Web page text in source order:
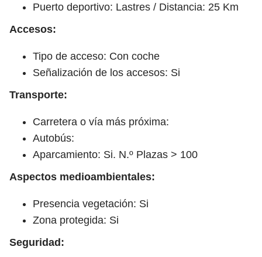
Puerto deportivo: Lastres / Distancia: 25 Km
Accesos:
Tipo de acceso: Con coche
Señalización de los accesos: Si
Transporte:
Carretera o vía más próxima:
Autobús:
Aparcamiento: Si. N.º Plazas > 100
Aspectos medioambientales:
Presencia vegetación: Si
Zona protegida: Si
Seguridad: